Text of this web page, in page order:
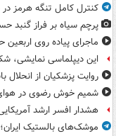
کنترل کامل تنگه هرمز
پرچم سیاه بر فراز گنبد
ماجرای پیاده روی
این دیپلماسی نمایشی،
روایت پزشکیان از انحلال
شمیم خوش رضوی در
هشدار افسر ارشد
موشک‌های بالستیک